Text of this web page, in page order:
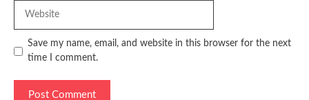
Save my name, email, and website in this browser for the next
time I comment.